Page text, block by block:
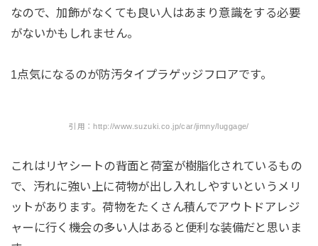
なので、加飾がなくても良い人はあまり意識をする必要
がないかもしれません。
1点気になるのが防汚タイプラゲッジフロアです。
引用：http://www.suzuki.co.jp/car/jimny/luggage/
これはリヤシートの背面と荷室が樹脂化されているもの
で、汚れに強い上に荷物が出し入れしやすいというメリ
ットがあります。荷物をたくさん積んでアウトドアレジ
ャーに行く機会の多い人はあると便利な装備だと思いま